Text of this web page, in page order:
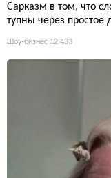
Сарказм в том, что
тупны через простое
Шоу-бизнес 12 433